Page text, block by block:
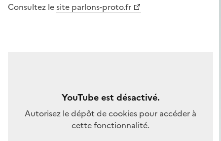
Consultez lesite parlons-proto.fr
YouTube est désactivé.
Autorisez le dépôt de cookies pour accéder à
cette fonctionnalité.